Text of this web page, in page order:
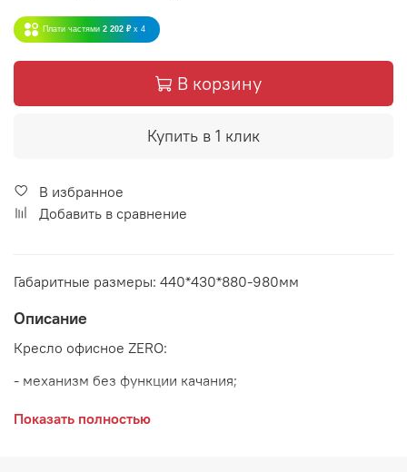
Плати частями 2 202 ₽ x 4
В корзину
Купить в 1 клик
В избранное
Добавить в сравнение
Габаритные размеры: 440*430*880-980мм
Описание
Кресло офисное ZERO:
- механизм без функции качания;
- полиуретановые ролики (подходят для паркета и
Показать полностью